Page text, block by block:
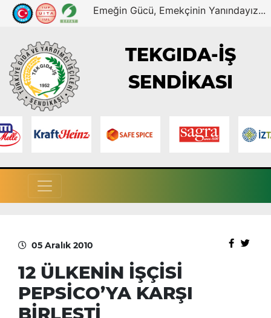
Emeğin Gücü, Emekçinin Yanındayız...
TEKGIDA-İŞ
SENDİKASI
05 Aralık 2010
12 ÜLKENİN İŞÇİSİ
PEPSİCO’YA KARŞI
BİRLEŞTİ